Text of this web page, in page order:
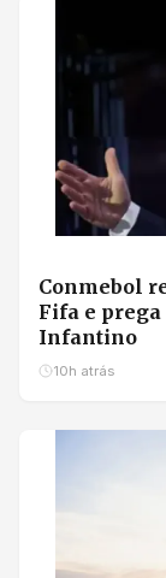
Conmebol
Fifa e
Infantino
10h atrás